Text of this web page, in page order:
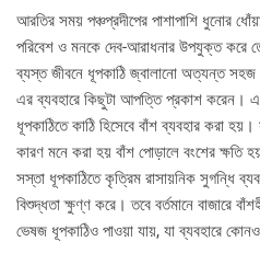
আরতির সময় পঞ্চপ্রদীপের পাশাপাশি ধুনোর
পরিবেশ ও মনকে দেব-আরাধনার উপযুক্ত করে
ব্যস্ত জীবনে ধূপকাঠি জ্বালানো অত্যন্ত সহজ
এর ব্যবহারে কিছুটা আপত্তি প্রকাশ করেন।
ধূপকাঠিতে কাঠি হিসেবে বাঁশ ব্যবহার করা
কারণ মনে করা হয় বাঁশ পোড়ালে বংশের ক্ষতি
সস্তা ধূপকাঠিতে কৃত্রিম রাসায়নিক সুগন্ধি
বিশুদ্ধতা ক্ষুণ্ণ করে। তবে বর্তমানে বাজারে
ভেষজ ধূপকাঠিও পাওয়া যায়, যা ব্যবহারে কোনও